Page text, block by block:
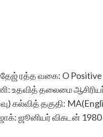
ரத்த வகை: O Positive
உதவித் தலைமை
கல்வித் தகுதி:
ஜூனியர் விகடன் 1980
மிக்க